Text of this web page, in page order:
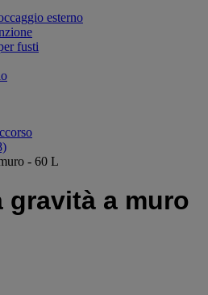
esterno
fusti
- 60 L
gravità a muro